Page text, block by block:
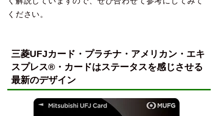
ください。
三菱UFJカード・プラチナ・アメリカン・エキ
スプレス®・カードはステータスを感じさせる
最新のデザイン